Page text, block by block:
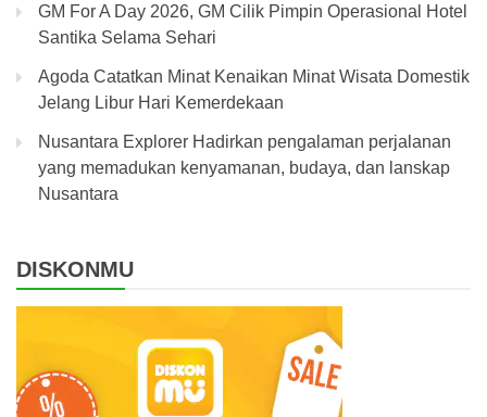
GM For A Day 2026, GM Cilik Pimpin Operasional Hotel
Santika Selama Sehari
Agoda Catatkan Minat Kenaikan Minat Wisata Domestik
Jelang Libur Hari Kemerdekaan
Nusantara Explorer Hadirkan pengalaman perjalanan
yang memadukan kenyamanan, budaya, dan lanskap
Nusantara
DISKONMU